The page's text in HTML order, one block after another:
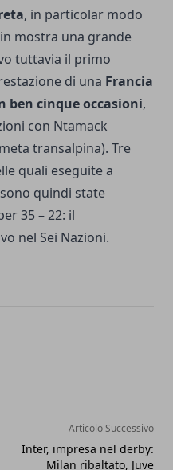
, in particolar modo
mostra una grande
tuttavia il primo
di una Francia
ben cinque occasioni,
con Ntamack
transalpina). Tre
quali eseguite a
quindi state
35 – 22: il
nel Sei Nazioni.
Articolo Successivo
Inter, impresa nel derby:
Milan ribaltato, Juve